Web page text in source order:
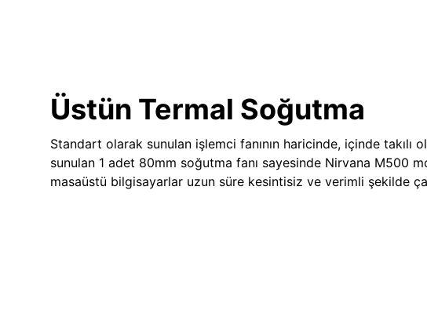
Üstün Termal Soğutma
Standart olarak sunulan işlemci fanının haricinde, içinde takılı
sunulan 1 adet 80mm soğutma fanı sayesinde Nirvana M500
masaüstü bilgisayarlar uzun süre kesintisiz ve verimli şekilde